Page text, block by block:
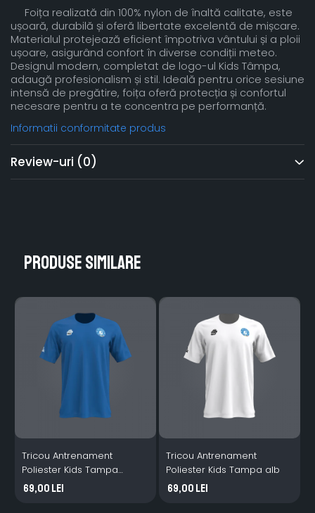
Foița realizată din 100% nylon de înaltă calitate, este
ușoară, durabilă și oferă libertate excelentă de mișcare.
Materialul protejează eficient împotriva vântului și a ploii
ușoare, asigurând confort în diverse condiții meteo.
Designul modern, completat de logo-ul Kids Tâmpa,
adaugă profesionalism și stil. Ideală pentru orice sesiune
intensă de pregătire, foița oferă protecția și confortul
necesare pentru a te concentra pe performanță.
Informatii conformitate produs
Review-uri (0)
Produse similare
Tricou Antrenament
Poliester Kids Tampa
albastru
69,00 Lei
Tricou Antrenament
Poliester Kids Tampa alb
69,00 Lei